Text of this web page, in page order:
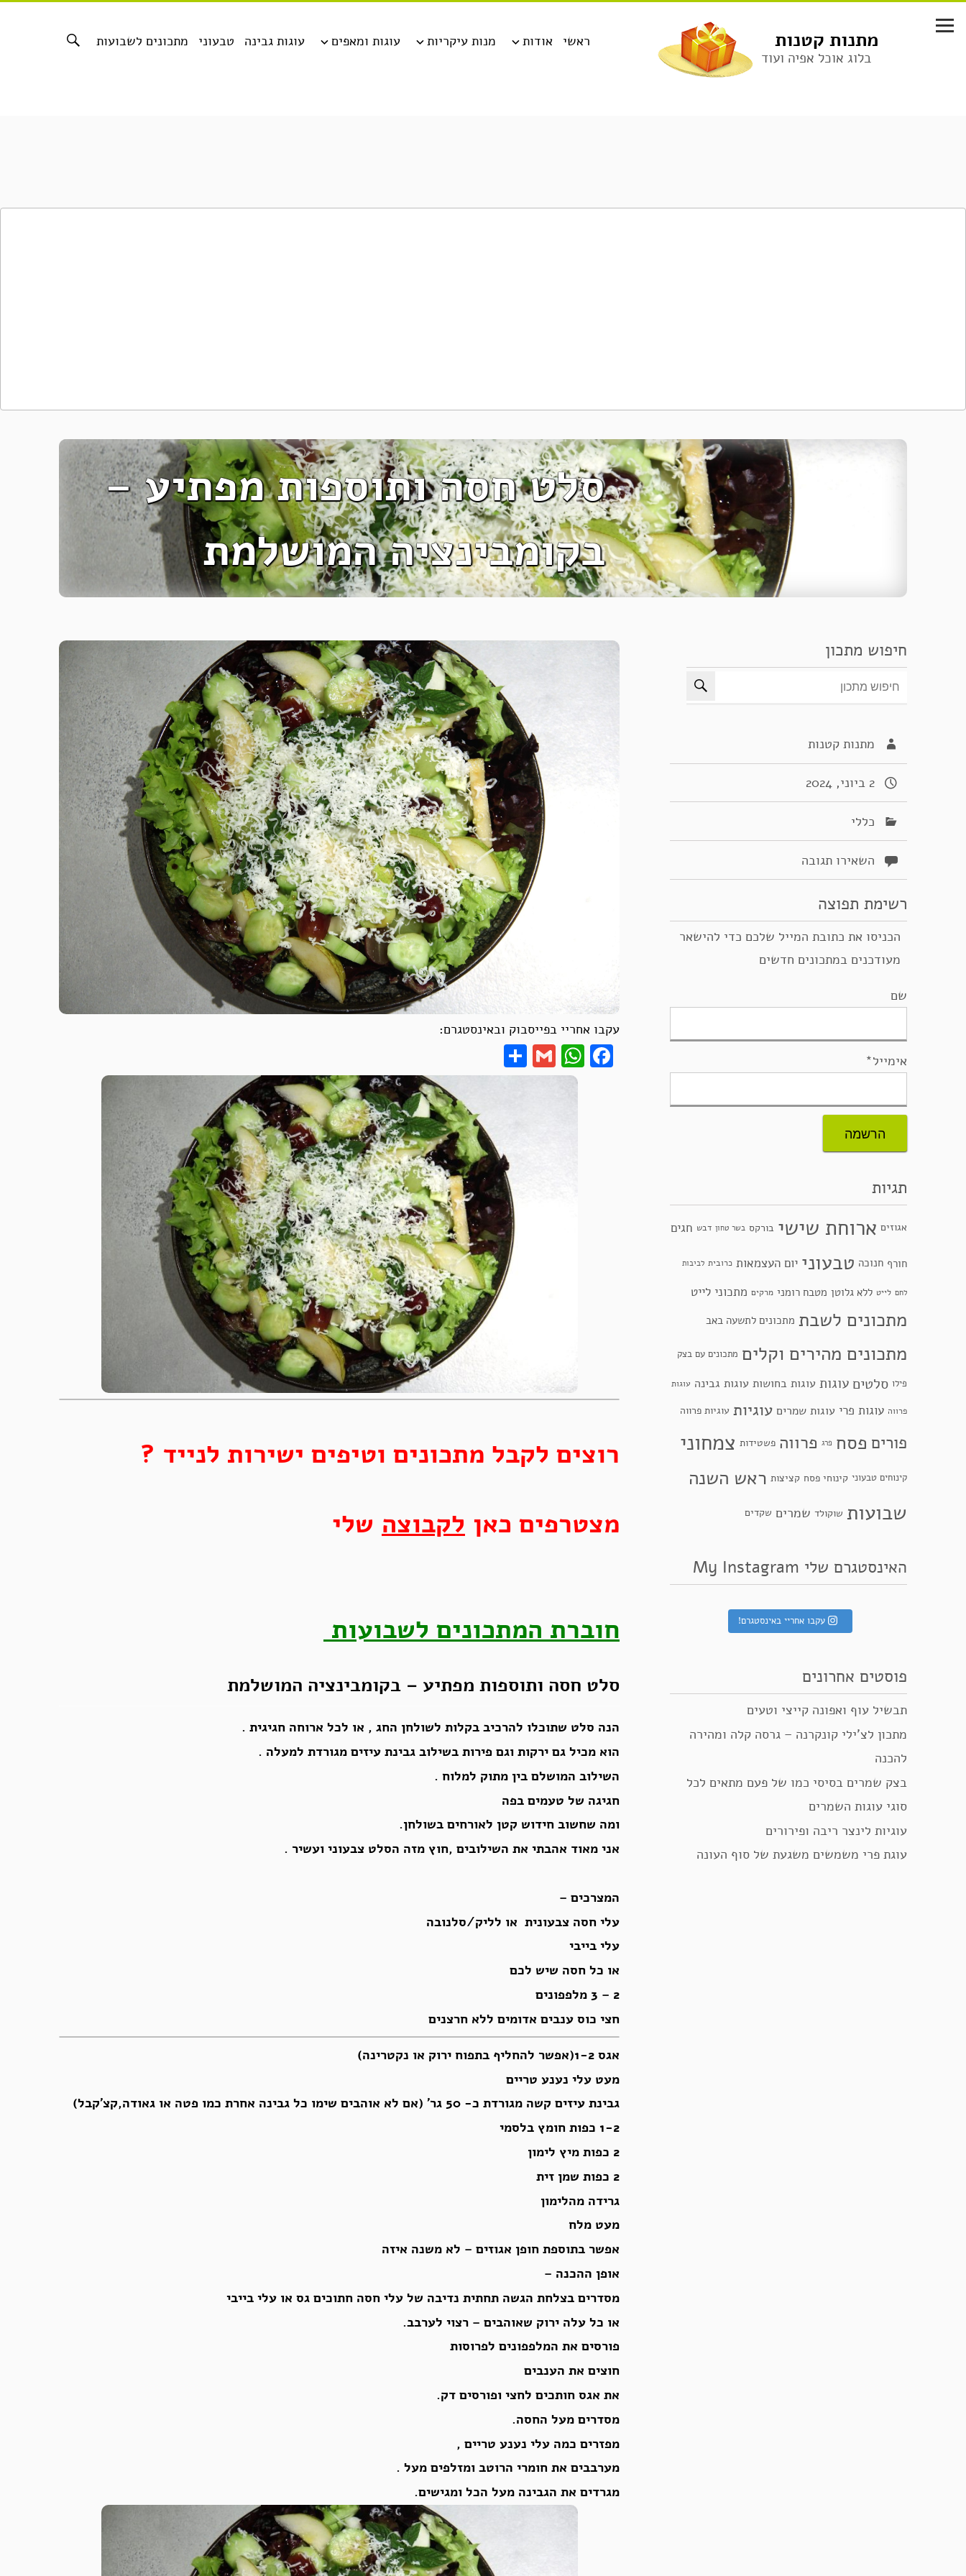
לתוכן
מתנות קטנות
בלוג אוכל אפיה ועוד
מתכונים לשבועות טבעוני עוגות גבינה עוגות ומאפים מנות עיקריות אודות ראשי
סלט חסה ותוספות מפתיע –
בקומבינציה המושלמת
עקבו אחריי בפייסבוק ובאינסטגרם:
Facebook
WhatsApp
Gmail
רוצים לקבל מתכונים וטיפים ישירות לנייד ?
מצטרפים כאן לקבוצה שלי
חוברת המתכונים לשבועות
סלט חסה ותוספות מפתיע – בקומבינציה המושלמת
הנה סלט שתוכלו להרכיב בקלות לשולחן החג , או לכל ארוחה חגיגית .
הוא מכיל גם ירקות וגם פירות בשילוב גבינת עיזים מגורדת למעלה .
השילוב המושלם בין מתוק למלוח .
חגיגה של טעמים בפה
ומה שחשוב חידוש קטן לאורחים בשולחן.
אני מאוד אהבתי את השילובים ,חוץ מזה הסלט צבעוני ועשיר .
המצרכים –
עלי חסה צבעונית או לליק/סלנובה
עלי בייבי
או כל חסה שיש לכם
2 – 3 מלפפונים
חצי כוס ענבים אדומים ללא חרצנים
אגס 1-2(אפשר להחליף בתפוח ירוק או נקטרינה)
מעט עלי נענע טריים
גבינת עיזים קשה מגורדת כ- 50 גר’ (אם לא אוהבים שימו כל גבינה אחרת כמו פטה או גאודה,קצ’קבל)
1-2 כפות חומץ בלסמי
2 כפות מיץ לימון
2 כפות שמן זית
גרידה מהלימון
מעט מלח
אפשר בתוספת חופן אגוזים – לא משנה איזה
אופן ההכנה –
מסדרים בצלחת הגשה תחתית נדיבה של עלי חסה חתוכים גס או עלי בייבי
או כל עלה ירוק שאוהבים – רצוי לערבב.
פורסים את המלפפונים לפרוסות
חוצים את הענבים
את אגס חותכים לחצי ופורסים דק.
מסדרים מעל החסה.
מפזרים כמה עלי נענע טריים ,
מערבבים את חומרי הרוטב ומזלפים מעל .
מגרדים את הגבינה מעל הכל ומגישים.
חיפוש מתכון
מתנות קטנות
2 ביוני, 2024
כללי
השאירו תגובה
רשימת תפוצה
הכניסו את כתובת המייל שלכם כדי להישאר
מעודכנים במתכונים חדשים
שם
אימייל*
תגיות
אגוזים ארוחת שישי בורקס בשר טחון דבש חגים
חורף חנוכה טבעוני יום העצמאות כרובית לביבות
לחם לייט ללא גלוטן מטבח רומני מרקים מתכוני לייט
מתכונים לשבת מתכונים לתשעה באב
מתכונים מהירים וקלים מתכונים עם בצק
פילו סלטים עוגות עוגות בחושות עוגות גבינה עוגות
פרווה עוגות פרי עוגות שמרים עוגיות עוגיות פרווה
פורים פסח פרג פרווה פשטידות צמחוני
קינוחים טבעוני קינוחי פסח קציצות ראש השנה
שבועות שוקולד שמרים שקדים
האינסטגרם שלי My Instagram
עקבו אחריי באינסטגרם!
פוסטים אחרונים
תבשיל עוף ואפונה קייצי וטעים
מתכון לצ’ילי קונקרנה – גרסה קלה ומהירה
להכנה
בצק שמרים בסיסי כמו של פעם מתאים לכל
סוגי עוגות השמרים
עוגיות לינצר ריבה ופירורים
עוגת פרי משמשים משגעת של סוף העונה